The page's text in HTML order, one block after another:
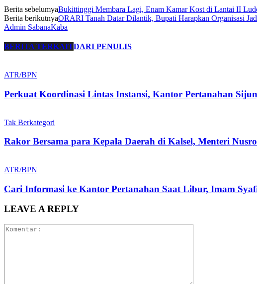
Berita sebelumyaBukittinggi Membara Lagi, Enam Kamar Kost di Lantai II
Berita berikutnyaORARI Tanah Datar Dilantik, Bupati Harapkan Organisasi
Admin SabanaKaba
BERITA TERKAITDARI PENULIS
ATR/BPN
Perkuat Koordinasi Lintas Instansi, Kantor Pertanahan
Tak Berkategori
Rakor Bersama para Kepala Daerah di Kalsel, Menteri
ATR/BPN
Cari Informasi ke Kantor Pertanahan Saat Libur, Imam
LEAVE A REPLY